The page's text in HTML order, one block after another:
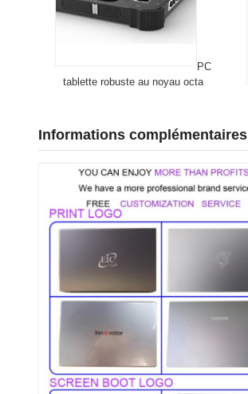
PC
tablette robuste au noyau octa
Informations complémentaires